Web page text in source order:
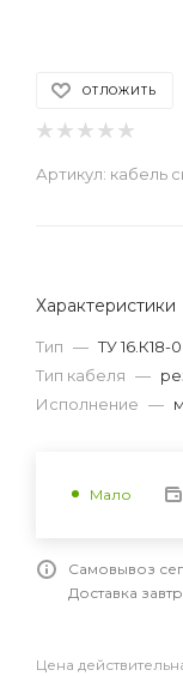
ОТЛОЖИТЬ
Артикул: кабель
Характеристики
Тип — ТУ 16.К18-
Тип кабеля —
Исполнение —
Мало
Самовывоз
Доставка
Цена